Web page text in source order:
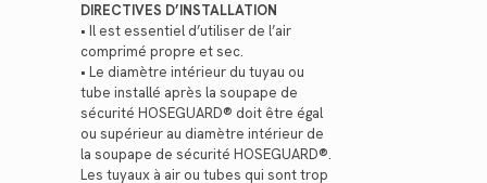
DIRECTIVES D’INSTALLATION
• Il est essentiel d’utiliser de l’air
comprimé propre et sec.
• Le diamètre intérieur du tuyau ou
tube installé après la soupape de
sécurité HOSEGUARD® doit être égal
ou supérieur au diamètre intérieur de
la soupape de sécurité HOSEGUARD®.
Les tuyaux à air ou tubes qui sont trop